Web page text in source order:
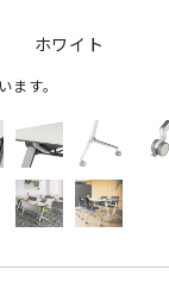
ホワイト
ます。